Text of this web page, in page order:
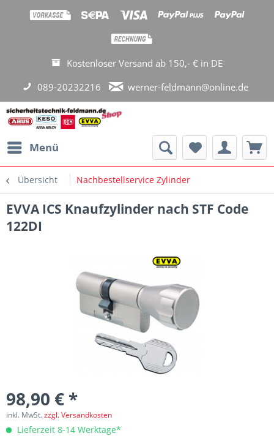
Kostenloser Versand ab 150,- € in DE
089-20232216
werner-feldmann@online.de
Menü
Übersicht Nachbestellservice Zylinder
EVVA ICS Knaufzylinder nach STF Code
122DI
98,90 € *
inkl. MwSt.zzgl. Versandkosten
Lieferzeit 8-14 Werktage*